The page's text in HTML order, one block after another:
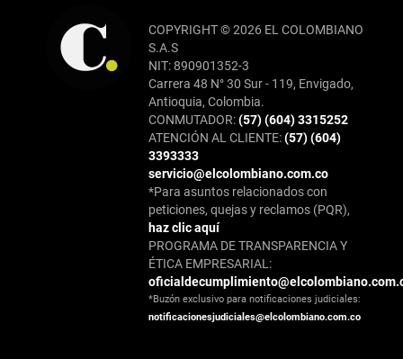
COPYRIGHT © 2026 EL COLOMBIANO
S.A.S
NIT: 890901352-3
Carrera 48 N° 30 Sur - 119, Envigado,
Antioquia, Colombia.
CONMUTADOR:(57) (604) 3315252
ATENCIÓN AL CLIENTE:(57) (604)
3393333
servicio@elcolombiano.com.co
*Para asuntos relacionados con
peticiones, quejas y reclamos (PQR),
haz clic aquí
PROGRAMA DE TRANSPARENCIA Y
ÉTICA EMPRESARIAL:
*Buzón exclusivo para notificaciones judiciales:
notificacionesjudiciales@elcolombiano.com.co